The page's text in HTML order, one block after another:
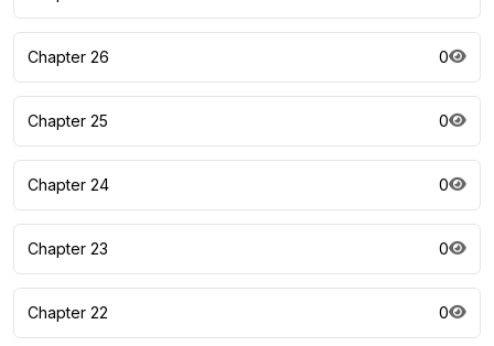
Chapter 26 0
Chapter 25 0
Chapter 24 0
Chapter 23 0
Chapter 22 0